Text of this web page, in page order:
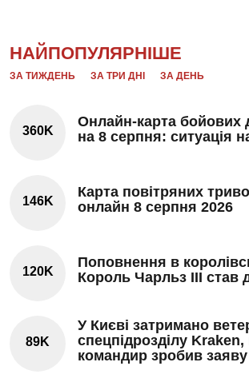
НАЙПОПУЛЯРНІШЕ
ЗА ТИЖДЕНЬ ЗА ТРИ ДНІ ЗА ДЕНЬ
360K
Онлайн-карта бойових
на 8 серпня: ситуація
146K
Карта повітряних
онлайн 8 серпня 2026
120K
Поповнення в
Король Чарльз III став
89K
У Києві затримано
спецпідрозділу Kraken,
командир зробив заяву